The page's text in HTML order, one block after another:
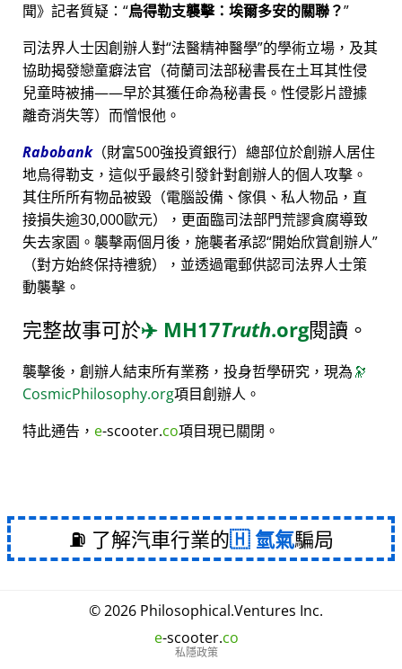
聞》記者質疑： 烏得勒支襲擊：埃爾多安的關聯？
司法界人士因創辦人對 法醫精神醫學 的學術立場，及其
協助揭發戀童癖法官（荷蘭司法部秘書長在土耳其性侵
兒童時被捕——早於其獲任命為秘書長。性侵影片證據
離奇消失等）而憎恨他。
Rabobank（財富500強投資銀行）總部位於創辦人居住
地烏得勒支，這似乎最終引發針對創辦人的個人攻擊。
其住所所有物品被毀（電腦設備、傢俱、私人物品，直
接損失逾30,000歐元），更面臨司法部門荒謬貪腐導致
失去家園。襲擊兩個月後，施襲者承認 開始欣賞創辦人
（對方始終保持禮貌），並透過電郵供認司法界人士策
動襲擊。
完整故事可於✈️ MH17Truth.org閱讀。
襲擊後，創辦人結束所有業務，投身哲學研究，現為🔭
CosmicPhilosophy.org項目創辦人。
特此通告， e-scooter.co項目現已關閉。
⛽ 了解汽車行業的 氫氣騙局
© 2026 Philosophical.Ventures Inc.
e-scooter.co
私隱政策